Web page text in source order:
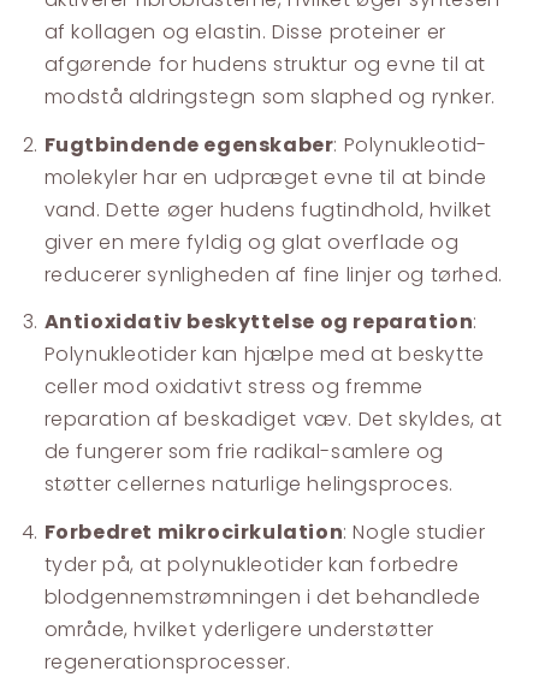
af kollagen og elastin. Disse proteiner er
afgørende for hudens struktur og evne til at
modstå aldringstegn som slaphed og rynker.
Fugtbindende egenskaber: Polynukleotid-
molekyler har en udpræget evne til at binde
vand. Dette øger hudens fugtindhold, hvilket
giver en mere fyldig og glat overflade og
reducerer synligheden af fine linjer og tørhed.
Antioxidativ beskyttelse og reparation:
Polynukleotider kan hjælpe med at beskytte
celler mod oxidativt stress og fremme
reparation af beskadiget væv. Det skyldes, at
de fungerer som frie radikal-samlere og
støtter cellernes naturlige helingsproces.
Forbedret mikrocirkulation: Nogle studier
tyder på, at polynukleotider kan forbedre
blodgennemstrømningen i det behandlede
område, hvilket yderligere understøtter
regenerationsprocesser.